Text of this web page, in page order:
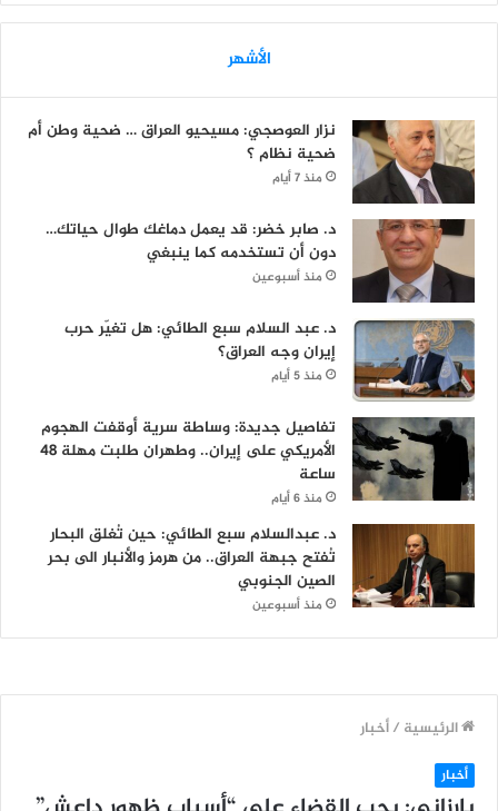
الأشهر
نزار العوصجي: مسيحيو العراق … ضحية وطن أم
ضحية نظام ؟
منذ 7 أيام
د. صابر خضر: قد يعمل دماغك طوال حياتك…
دون أن تستخدمه كما ينبغي
منذ أسبوعين
د. عبد السلام سبع الطائي: هل تغيّر حرب
إيران وجه العراق؟
منذ 5 أيام
تفاصيل جديدة: وساطة سرية أوقفت الهجوم
الأمريكي على إيران.. وطهران طلبت مهلة 48
ساعة
منذ 6 أيام
د. عبدالسلام سبع الطائي: حين تُغلق البحار
تُفتح جبهة العراق.. من هرمز والأنبار الى بحر
الصين الجنوبي
منذ أسبوعين